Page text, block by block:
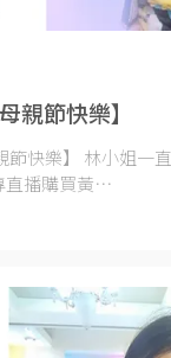
親節快樂】
節快樂】 林小姐一
直播購買黃⋯